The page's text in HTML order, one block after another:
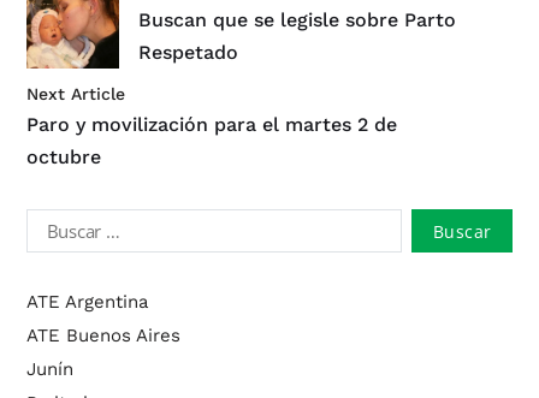
Buscan que se legisle sobre Parto
Respetado
Next Article
Paro y movilización para el martes 2 de
octubre
ATE Argentina
ATE Buenos Aires
Junín